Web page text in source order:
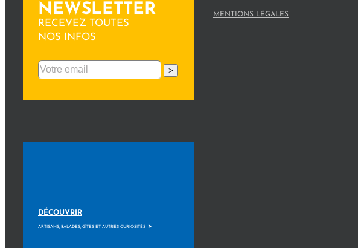
NEWSLETTER
RECEVEZ TOUTES
NOS INFOS
>
DÉCOUVRIR
ARTISANS, BALADES, GÎTES ET AUTRES CURIOSITÉS >
MENTIONS LÉGALES